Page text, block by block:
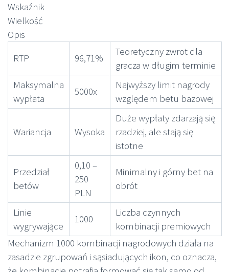
Wskaźnik
Wielkość
Opis
RTP
96,71%
Teoretyczny zwrot dla
gracza w długim terminie
Maksymalna
wypłata
5000x
Najwyższy limit nagrody
względem betu bazowej
Wariancja Wysoka
Duże wypłaty zdarzają się
rzadziej, ale stają się
istotne
Przedział
betów
0,10 –
250
PLN
Minimalny i górny bet na
obrót
Linie
wygrywające
1000
Liczba czynnych
kombinacji premiowych
Mechanizm 1000 kombinacji nagrodowych działa na
zasadzie zgrupowań i sąsiadujących ikon, co oznacza,